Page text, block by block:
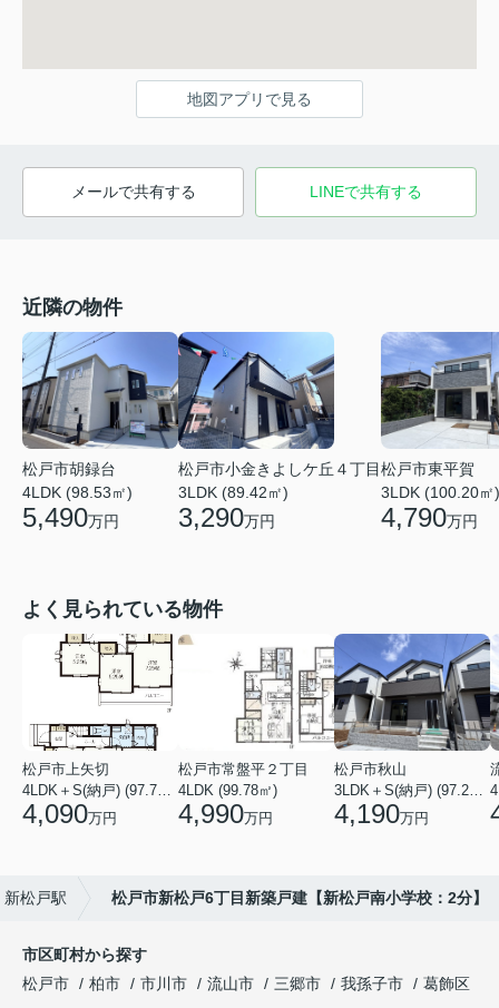
地図アプリで見る
メールで共有する LINEで共有する
近隣の物件
松戸市胡録台
4LDK (98.53㎡)
5,490万円
松戸市小金きよしケ丘４丁目
3LDK (89.42㎡)
3,290万円
松戸市東平賀
3LDK (100.20㎡)
4,790万円
よく見られている物件
松戸市上矢切
4LDK＋S(納戸) (97.71㎡)
4,090万円
松戸市常盤平２丁目
4LDK (99.78㎡)
4,990万円
松戸市秋山
3LDK＋S(納戸) (97.29㎡)
4,190万円
新松戸駅 松戸市新松戸6丁目新築戸建【新松戸南小学校：2分】
市区町村から探す
松戸市
柏市 市川市 流山市 三郷市 我孫子市
葛飾区